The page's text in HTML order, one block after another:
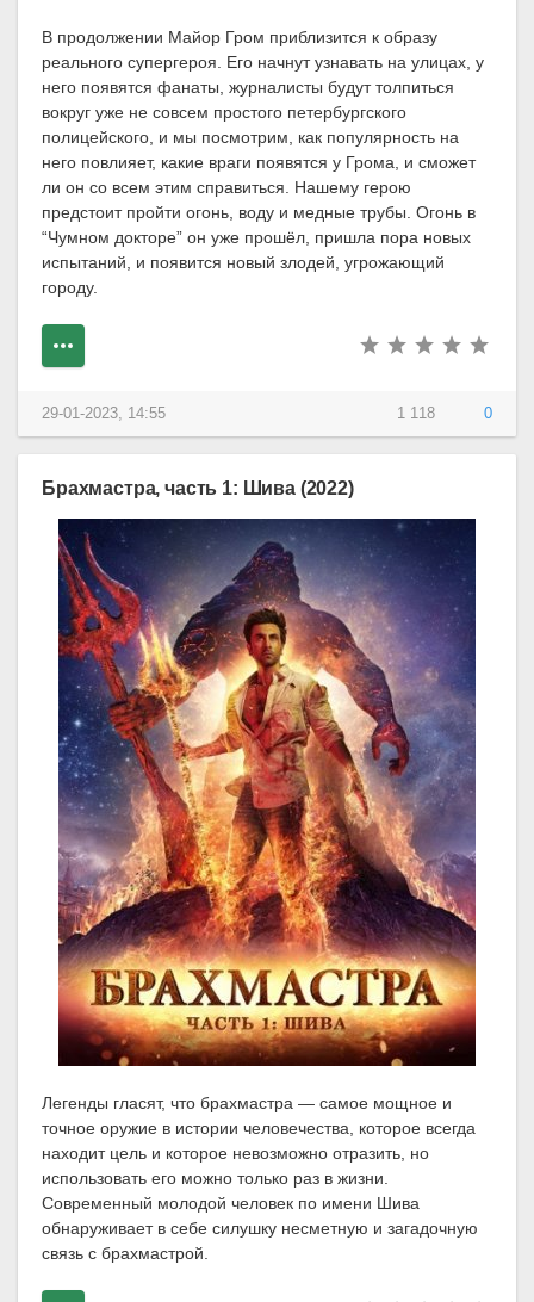
В продолжении Майор Гром приблизится к образу
реального супергероя. Его начнут узнавать на улицах, у
него появятся фанаты, журналисты будут толпиться
вокруг уже не совсем простого петербургского
полицейского, и мы посмотрим, как популярность на
него повлияет, какие враги появятся у Грома, и сможет
ли он со всем этим справиться. Нашему герою
предстоит пройти огонь, воду и медные трубы. Огонь в
“Чумном докторе” он уже прошёл, пришла пора новых
испытаний, и появится новый злодей, угрожающий
городу.
1 118 0
29-01-2023, 14:55
Брахмастра, часть 1: Шива (2022)
Легенды гласят, что брахмастра — самое мощное и
точное оружие в истории человечества, которое всегда
находит цель и которое невозможно отразить, но
использовать его можно только раз в жизни.
Современный молодой человек по имени Шива
обнаруживает в себе силушку несметную и загадочную
связь с брахмастрой.